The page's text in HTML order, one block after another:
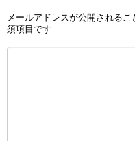
メールアドレスが公開されるこ
須項目です